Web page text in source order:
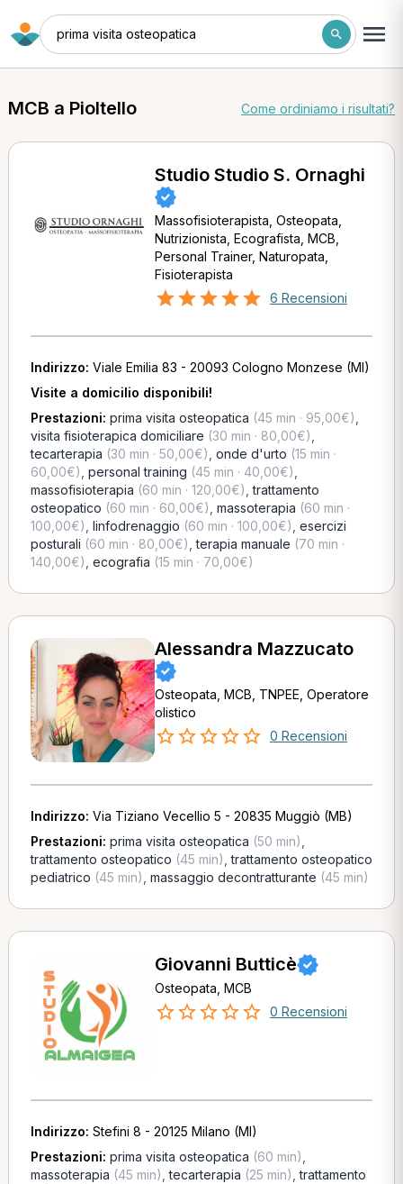
prima visita osteopatica
MCB a Pioltello Come ordiniamo i risultati?
Studio Studio S. Ornaghi
Massofisioterapista, Osteopata,
Nutrizionista, Ecografista, MCB,
Personal Trainer, Naturopata,
Fisioterapista
6 Recensioni
Indirizzo: Viale Emilia 83 - 20093 Cologno Monzese (MI)
Visite a domicilio disponibili!
Prestazioni: prima visita osteopatica (45 min · 95,00€)
visita fisioterapica domiciliare (30 min · 80,00€)
tecarterapia (30 min · 50,00€) onde d'urto (15 min ·
60,00€) personal training (45 min · 40,00€)
massofisioterapia (60 min · 120,00€) ,trattamento
osteopatico (60 min · 60,00€) massoterapia (60 min ·
100,00€) linfodrenaggio (60 min · 100,00€) esercizi
posturali (60 min · 80,00€) ,terapia manuale (70 min ·
140,00€) ecografia (15 min · 70,00€)
Alessandra Mazzucato
Osteopata, MCB, TNPEE, Operatore
olistico
0 Recensioni
Indirizzo: Via Tiziano Vecellio 5 - 20835 Muggiò (MB)
Prestazioni: prima visita osteopatica (50 min)
trattamento osteopatico (45 min) ,trattamento osteopatico
pediatrico (45 min) massaggio decontratturante (45 min)
Giovanni Butticè
Osteopata, MCB
0 Recensioni
Indirizzo: Stefini 8 - 20125 Milano (MI)
Prestazioni: prima visita osteopatica (60 min)
massoterapia (45 min) ,tecarterapia (25 min) ,trattamento